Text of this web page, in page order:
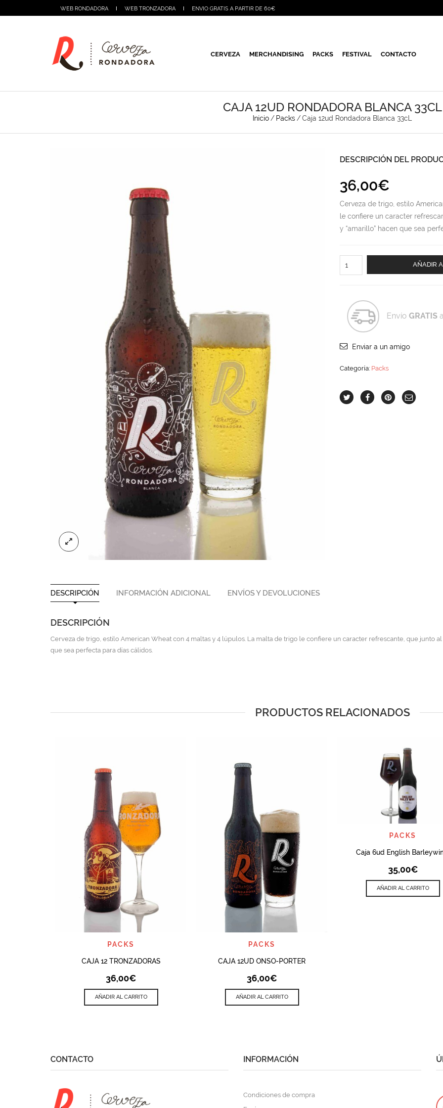
WEB RONDADORA WEB TRONZADORA ENVIO GRATIS A PARTIR DE 60€
CERVEZA MERCHANDISING PACKS FESTIVAL CONTACTO
CAJA 12UD RONDADORA BLANCA 33CL
Inicio / Packs /Caja 12ud Rondadora Blanca 33cL
DESCRIPCIÓN DEL
36,00€
Cerveza de trigo, estilo
le confiere un caracter
y “amarillo” hacen que sea
12ud
cantidad
AÑADIR
Envío GRATIS
Enviar a un amigo
Categoría: Packs
DESCRIPCIÓN INFORMACIÓN ADICIONAL ENVÍOS Y DEVOLUCIONES
DESCRIPCIÓN
Cerveza de trigo, estilo American Wheat con 4 maltas y 4 lúpulos. La malta de trigo le confiere un caracter refrescante, que junto al
que sea perfecta para días cálidos.
PRODUCTOS RELACIONADOS
QUICK VIEW
PACKS
CAJA 12 TRONZADORAS
36,00€
AÑADIR AL CARRITO
QUICK VIEW
PACKS
CAJA 12UD ONSO-PORTER
36,00€
AÑADIR AL CARRITO
QUICK VIEW
PACKS
Caja 6ud English
35,00€
AÑADIR AL CARRITO
CONTACTO INFORMACIÓN
Condiciones de compra